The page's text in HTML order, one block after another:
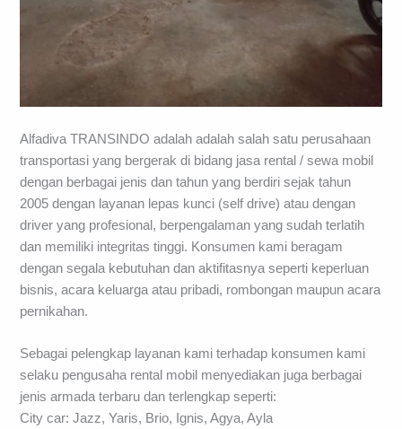
Alfadiva TRANSINDO adalah adalah salah satu perusahaan
transportasi yang bergerak di bidang jasa rental / sewa mobil
dengan berbagai jenis dan tahun yang berdiri sejak tahun
2005 dengan layanan lepas kunci (self drive) atau dengan
driver yang profesional, berpengalaman yang sudah terlatih
dan memiliki integritas tinggi. Konsumen kami beragam
dengan segala kebutuhan dan aktifitasnya seperti keperluan
bisnis, acara keluarga atau pribadi, rombongan maupun acara
pernikahan.
Sebagai pelengkap layanan kami terhadap konsumen kami
selaku pengusaha rental mobil menyediakan juga berbagai
jenis armada terbaru dan terlengkap seperti:
City car: Jazz, Yaris, Brio, Ignis, Agya, Ayla